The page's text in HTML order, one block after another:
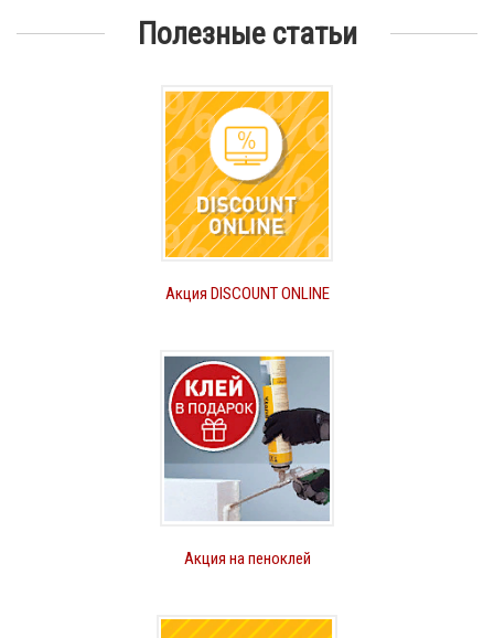
Полезные статьи
Акция DISCOUNT ONLINE
Акция на пеноклей